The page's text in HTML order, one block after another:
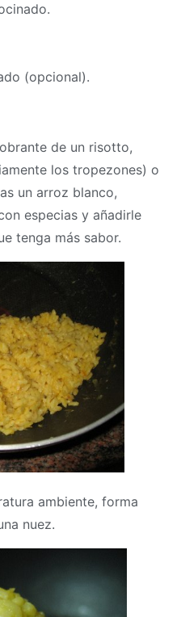
(opcional).
de un risotto,
los tropezones) o
un arroz blanco,
especias y añadirle
tenga más sabor.
ambiente, forma
nuez.